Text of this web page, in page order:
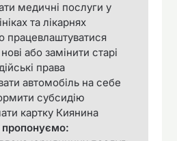
медичні послуги у
та лікарнях
працевлаштуватися
або замінити старі
права
автомобіль на себе
субсидію
картку Киянина